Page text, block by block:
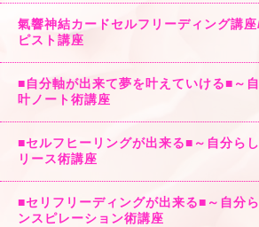
氣響神結カードセルフリーディング講
ピスト講座
■自分軸が出来て夢を叶えていける■～
叶ノート術講座
■セルフヒーリングが出来る■～自分ら
リース術講座
■セリフリーディングが出来る■～自分
ンスピレーション術講座